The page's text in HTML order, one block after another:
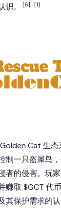
。
[6] [1]
Cat 生
制一只盔犀鸟
者的侵害。玩
赚取 $GCT 代
其保护需求的认